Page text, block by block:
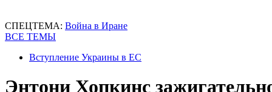
СПЕЦТЕМА: Война в Иране
ВСЕ ТЕМЫ
Вступление Украины в ЕС
Энтони Хопкинс